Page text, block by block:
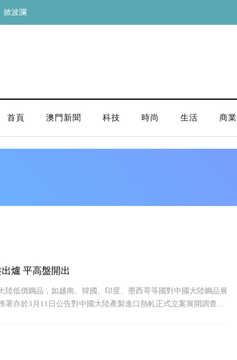
掀波瀾
首頁 澳門新聞 科技 時尚 生活 商業
爐 平高盤開出
陸低價鋼品，如越南、韓國、印度、墨西哥等國對中國大陸鋼品展
署亦於3月11日公告對中國大陸產製進口熱軋正式立案展開調查，